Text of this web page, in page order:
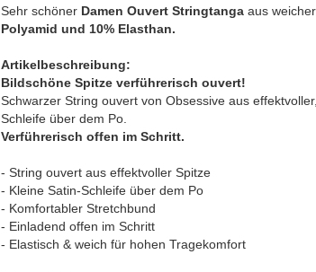
Sehr schönerDamen Ouvert Stringtangaaus
Polyamid und 10% Elasthan.
Artikelbeschreibung:
Bildschöne Spitze verführerisch ouvert!
Schwarzer String ouvert von Obsessive aus
Schleife über dem Po.
Verführerisch offen im Schritt.
- String ouvert aus effektvoller Spitze
- Kleine Satin-Schleife über dem Po
- Komfortabler Stretchbund
- Einladend offen im Schritt
- Elastisch & weich für hohen Tragekomfort